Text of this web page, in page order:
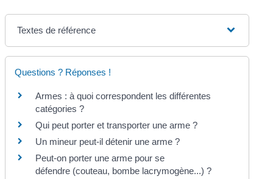
Textes de référence
Questions ? Réponses !
Armes : à quoi correspondent les différentes
catégories ?
Qui peut porter et transporter une arme ?
Un mineur peut-il détenir une arme ?
Peut-on porter une arme pour se
défendre (couteau, bombe lacrymogène...) ?